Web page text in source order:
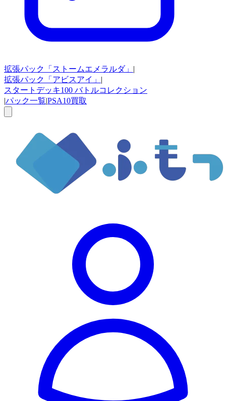
拡張パック 「ストームエメラルダ」 |
拡張パック
「アビスアイ」 |
スタートデッキ100 バトルコレクション
|パック一覧|PSA10買取